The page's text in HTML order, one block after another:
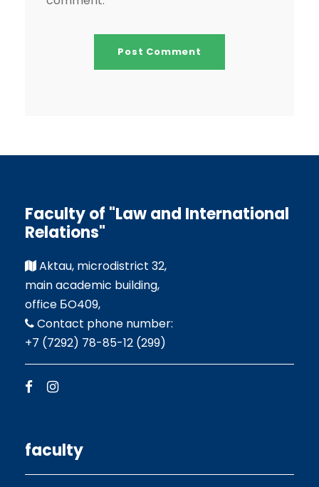
Faculty of "Law and International
Relations"
Aktau, microdistrict 32,
main academic building,
office БO409,
Contact phone number:
+7 (7292) 78-85-12 (299)
faculty